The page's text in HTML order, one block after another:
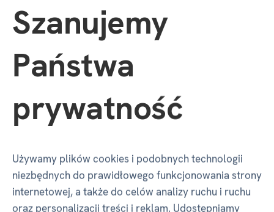
Marka
Wymiary produktu
Głębokość 72 mm
Szanujemy
Państwa
prywatność
Używamy plików cookies i podobnych technologii
niezbędnych do prawidłowego funkcjonowania strony
internetowej, a także do celów analizy ruchu i ruchu
oraz personalizacji treści i reklam. Udostępniamy